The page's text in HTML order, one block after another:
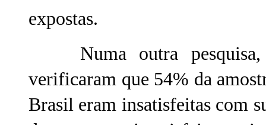
expostas.
Numa outra pesquisa,
verificaram que 54% da
Brasil eram insatisfeitas com